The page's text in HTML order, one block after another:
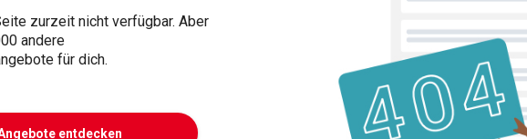
zurzeit nicht verfügbar. Aber
andere
für dich.
entdecken